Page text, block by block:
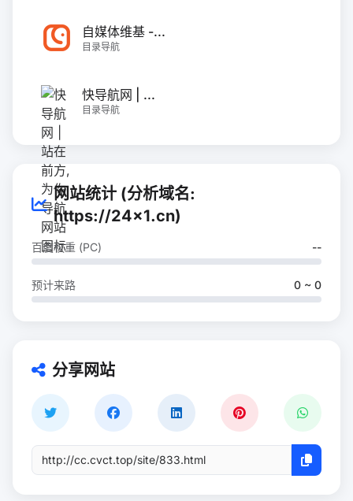
自媒体维基 -...
目录导航
快导航网 | ...
目录导航
网站统计 (分析域名:
https://24x1.cn)
百度权重 (PC) --
预计来路 0 ~ 0
分享网站